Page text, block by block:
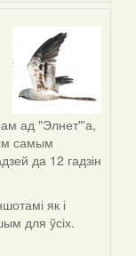
ад "Элнет"'а,
самым
да 12 гадзін
як і
для ўсіх.